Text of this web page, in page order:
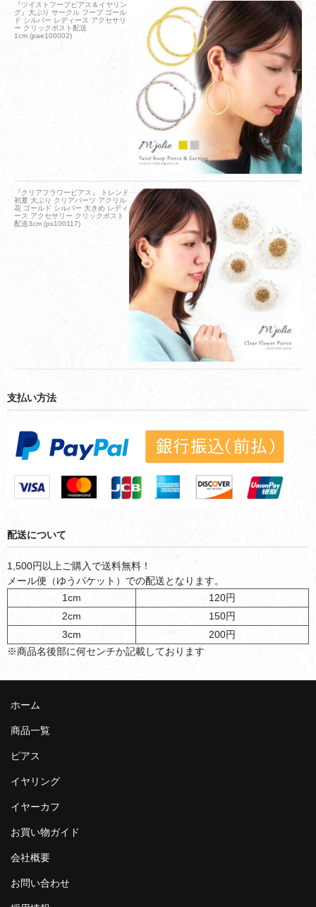
『ツイストフープピアス＆イヤリン
グ』大ぶり サークル フープ ゴール
ド シルバー レディース アクセサリ
ー クリックポスト配送
1cm (pae100002)
『クリアフラワーピアス』 トレンド
初夏 大ぶり クリアパーツ アクリル
花 ゴールド シルバー 大きめ レディ
ース アクセサリー クリックポスト
配送3cm (ps100117)
支払い方法
配送について
1,500円以上ご購入で送料無料！
メール便（ゆうパケット）での配送となります。
1cm
120円
2cm
150円
3cm
200円
※商品名後部に何センチか記載しております
ホーム
商品一覧
ピアス
イヤリング
イヤーカフ
お買い物ガイド
会社概要
お問い合わせ